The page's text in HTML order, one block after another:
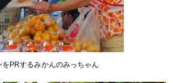
をPRするみかんのみっちゃん